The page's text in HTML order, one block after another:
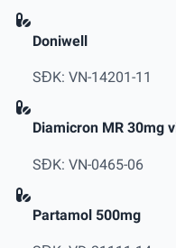
Doniwell
SĐK: VN-14201-11
Diamicron MR 30mg
SĐK: VN-0465-06
Partamol 500mg